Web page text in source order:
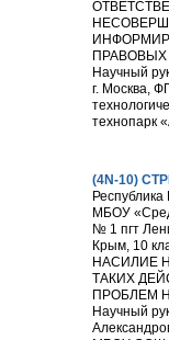
Научный
г. Москва,
технопарк
(4N-10)
МБОУ
№ 1 пгт
Крым, 10
НАСИЛИЕ
ТАКИХ
ПРОБЛЕМ
Научный